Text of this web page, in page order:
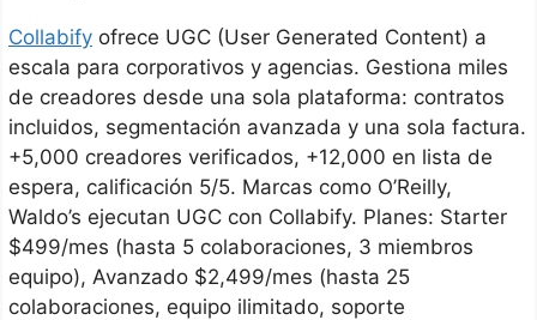
Collabify ofrece UGC (User Generated Content) a
escala para corporativos y agencias. Gestiona miles
de creadores desde una sola plataforma: contratos
incluidos, segmentación avanzada y una sola factura.
+5,000 creadores verificados, +12,000 en lista de
espera, calificación 5/5. Marcas como O’Reilly,
Waldo’s ejecutan UGC con Collabify. Planes: Starter
$499/mes (hasta 5 colaboraciones, 3 miembros
equipo), Avanzado $2,499/mes (hasta 25
colaboraciones, equipo ilimitado, soporte